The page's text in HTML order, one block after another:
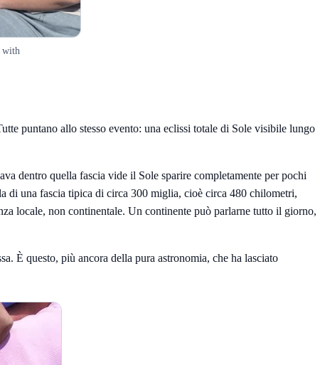
with
puntano allo stesso evento: una eclissi totale di Sole visibile lungo
dentro quella fascia vide il Sole sparire completamente per pochi
di una fascia tipica di circa 300 miglia, cioè circa 480 chilometri,
locale, non continentale. Un continente può parlarne tutto il giorno,
È questo, più ancora della pura astronomia, che ha lasciato